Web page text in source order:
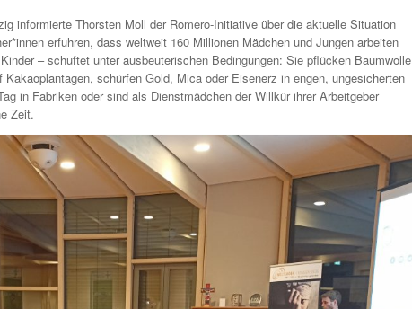
informierte Thorsten Moll der Romero-Initiative über die aktuelle Situation
erfuhren, dass weltweit 160 Millionen Mädchen und Jungen arbeiten
– schuftet unter ausbeuterischen Bedingungen: Sie pflücken Baumwolle
schürfen Gold, Mica oder Eisenerz in engen, ungesicherten
in Fabriken oder sind als Dienstmädchen der Willkür ihrer Arbeitgeber
Zeit.